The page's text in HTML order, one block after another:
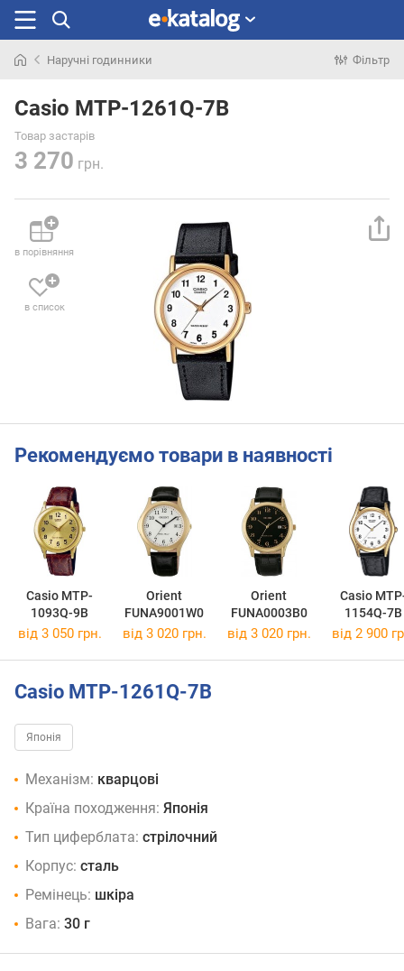
раніше
Наручні годинники Фільтр
Casio MTP-1261Q-7B
Товар застарів
3 270 грн.
в порівняння
в список
Рекомендуємо товари в наявності
Casio MTP-
1093Q-9B
Orient
FUNA9001W0
Orient
FUNA0003B0
Casio
1154Q-7B
від 3 050 грн. від 3 020 грн. від 3 020 грн. від 2 900
Casio MTP-1261Q-7B
Японія
Механізм: кварцові
Країна походження: Японія
Тип циферблата: стрілочний
Корпус: сталь
Ремінець: шкіра
Вага: 30 г